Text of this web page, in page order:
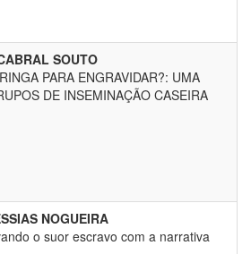
SOUTO
PARA ENGRAVIDAR?: UMA
DE INSEMINAÇÃO CASEIRA
NOGUEIRA
o suor escravo com a narrativa